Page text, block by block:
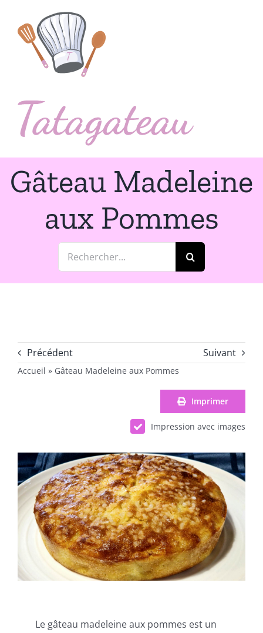
contenu
Gâteau Madeleine
aux Pommes
Rechercher:
Précédent Suivant
Accueil » Gâteau Madeleine aux Pommes
Imprimer
Impression avec images
Le gâteau madeleine aux pommes est un